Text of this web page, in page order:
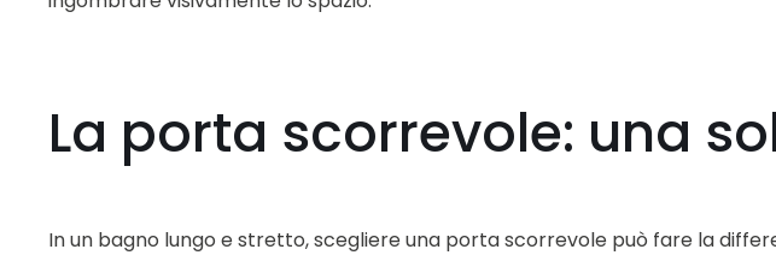
La porta scorrevole: una
In un bagno lungo e stretto, scegliere una porta scorrevole può fare la